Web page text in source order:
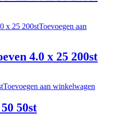
Toevoegen aan
4.0 x 25 200st
Toevoegen aan winkelwagen
50st